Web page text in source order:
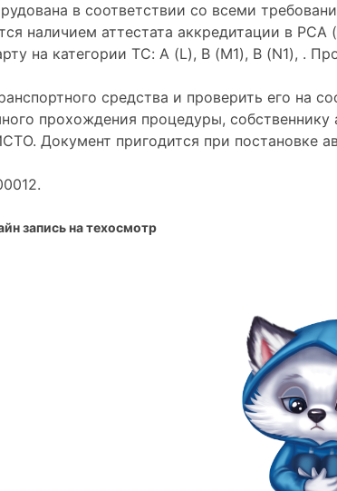
в соответствии со всеми
наличием аттестата аккредитации в РСА
на категории ТС: A (L), B (M1), B (N1), .
средства и проверить его на
прохождения процедуры,
Документ пригодится при постановке
запись на техосмотр